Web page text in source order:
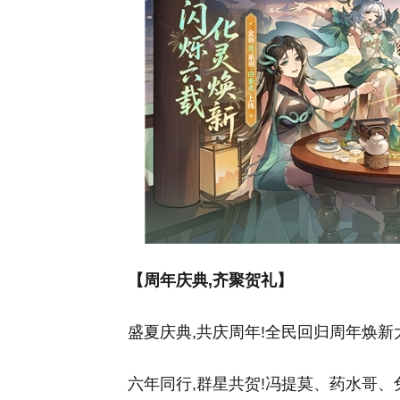
【周年庆典,齐聚贺礼】
盛夏庆典,共庆周年!全民回归周年焕
六年同行,群星共贺!冯提莫、药水哥